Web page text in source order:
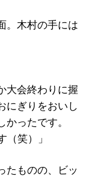
。木村の手には
大会終わりに握
にぎりをおいし
ったです。
（笑）」
たものの、ビッ